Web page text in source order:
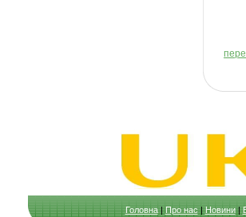
Головна|Про нас|Новини|